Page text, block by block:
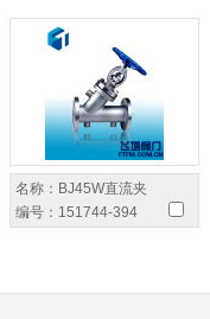
名称： BJ45W直流夹
编号： 151744-394